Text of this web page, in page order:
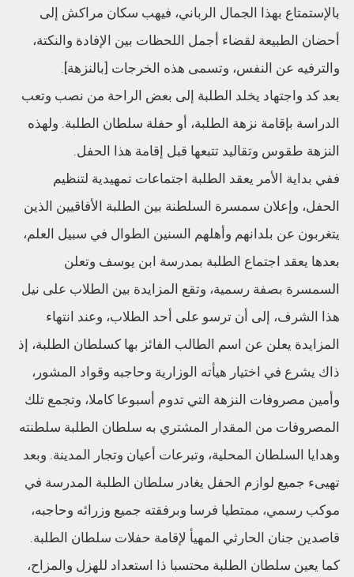
بالإستمتاع بهذا الجمال الرباني، فيهب سكان مراكش إلى
أحضان الطبيعة لقضاء أجمل اللحظات بين الإفادة والنكتة،
والترفيه عن النفس، وتسمى هذه الخرجات [بالنزهة].
بعد كد واجتهاد يخلد الطلبة إلى بعض الراحة من نصب وتعب
الدراسة بإقامة نزهة الطلبة، أو حفلة سلطان الطلبة. ولهذه
النزهة طقوس وتقاليد تتبعها قبل إقامة هذا الحفل.
ففي بداية الأمر يعقد الطلبة اجتماعات تمهيدية لتنظيم
الحفل، وإعلان سمسرة السلطنة بين الطلبة الأفاقيين الذين
يتغربون عن بلدانهم وأهلهم السنين الطوال في سبيل العلم،
بعدها يعقد اجتماع الطلبة بمدرسة ابن يوسف وتعلن
السمسرة بصفة رسمية، وتقع المزايدة بين الطلاب على نيل
هذا الشرف، إلى أن ترسو على أحد الطلاب، وعند انتهاء
المزايدة يعلن عن اسم الطالب الفائز بها كسلطان الطلبة، إذ
ذاك يشرع في اختيار هيأته الوزارية وحاجبه وقواد المشور،
وأمين مصروفات النزهة التي تدوم أسبوعا كاملا، وتجمع تلك
المصروفات من المقدار المشتري به سلطان الطلبة سلطنته
وهدايا السلطان المحلية، وتبرعات أعيان وتجار المدينة. وبعد
تهيىء جميع لوازم الحفل يغادر سلطان الطلبة المدرسة في
موكب رسمي، ممتطيا فرسا وبرفقته جميع وزرائه وحاجبه،
قاصدين جنان الحارثي المهيأ لإقامة حفلات سلطان الطلبة.
كما يعين سلطان الطلبة محتسبا ذا استعداد للهزل والمزاح،